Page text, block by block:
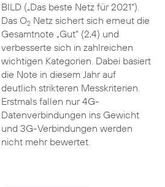
BILD („Das beste Netz für 2021“).
Das O2Netz sichert sich erneut die
Gesamtnote „Gut“ (2,4) und
verbesserte sich in zahlreichen
wichtigen Kategorien. Dabei basiert
die Note in diesem Jahr auf
deutlich strikteren Messkriterien.
Erstmals fallen nur 4G-
Datenverbindungen ins Gewicht
und 3G-Verbindungen werden
nicht mehr bewertet.